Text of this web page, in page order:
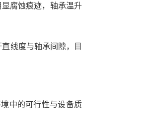
腐蚀痕迹，轴承温升
线度与轴承间隙，目
中的可行性与设备质